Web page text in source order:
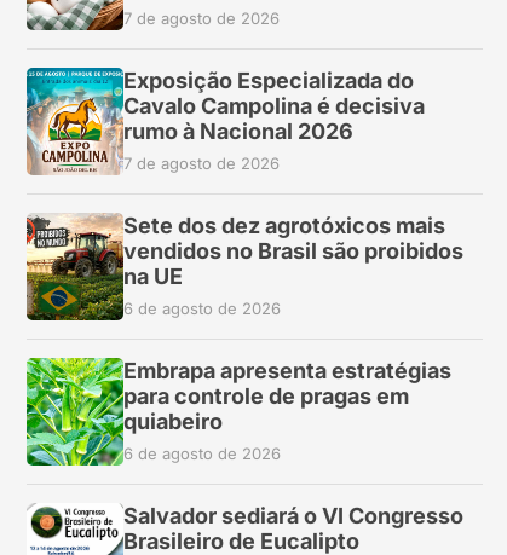
7 de agosto de 2026
Exposição Especializada do
Cavalo Campolina é decisiva
rumo à Nacional 2026
7 de agosto de 2026
Sete dos dez agrotóxicos mais
vendidos no Brasil são proibidos
na UE
6 de agosto de 2026
Embrapa apresenta estratégias
para controle de pragas em
quiabeiro
6 de agosto de 2026
Salvador sediará o VI Congresso
Brasileiro de Eucalipto